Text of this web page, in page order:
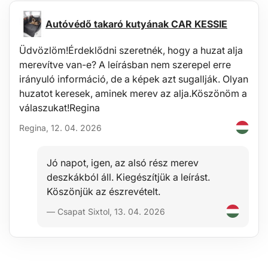
Autóvédő takaró kutyának CAR KESSIE
Üdvözlöm!Érdeklődni szeretnék, hogy a huzat alja
merevítve van-e? A leírásban nem szerepel erre
irányuló információ, de a képek azt sugallják. Olyan
huzatot keresek, aminek merev az alja.Köszönöm a
válaszukat!Regina
Regina, 12. 04. 2026
Jó napot, igen, az alsó rész merev
deszkákból áll. Kiegészítjük a leírást.
Köszönjük az észrevételt.
— Csapat Sixtol, 13. 04. 2026